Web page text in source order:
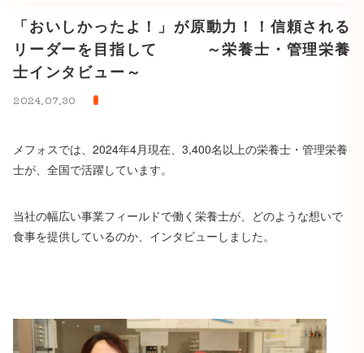
「おいしかったよ！」が原動力！！信頼される
リーダーを目指して ～栄養士・管理栄養
士インタビュー～
2024.07.30
メフォスでは、2024年4月現在、3,400名以上の栄養士・管理栄養
士が、全国で活躍しています。
当社の幅広い事業フィールドで働く栄養士が、どのような想いで
食事を提供しているのか、インタビューしました。